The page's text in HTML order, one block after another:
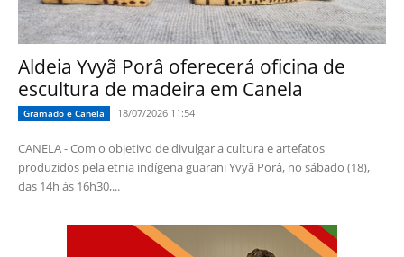
Aldeia Yvyã Porâ oferecerá oficina de
escultura de madeira em Canela
Gramado e Canela 18/07/2026 11:54
CANELA - Com o objetivo de divulgar a cultura e artefatos
produzidos pela etnia indígena guarani Yvyã Porâ, no sábado (18),
das 14h às 16h30,...